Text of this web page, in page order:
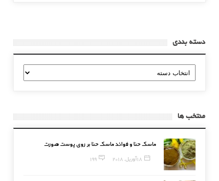
دسته بندی
دسته
بندی
منتخب ها
ماسک حنا و فوائد ماسک حنا بر روی پوست صورت
18 آوریل, 2018 199